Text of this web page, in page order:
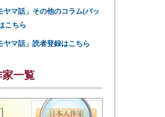
ヤマ話」その他のコラム(バッ
こちら
ヤマ話」読者登録はこちら
一覧